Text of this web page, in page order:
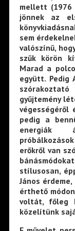
mellett
jönnek az
sem
valószínű,
szűk körön
Marad a
együtt. Pedig
gyűjtemény
végességéről
pedig a
energiák
erőkről van
stílusosan,
János
érthető
voltát, főleg
közelítünk